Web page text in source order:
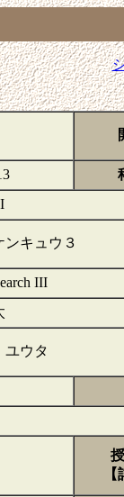
ンキュウ３
III
ウタ